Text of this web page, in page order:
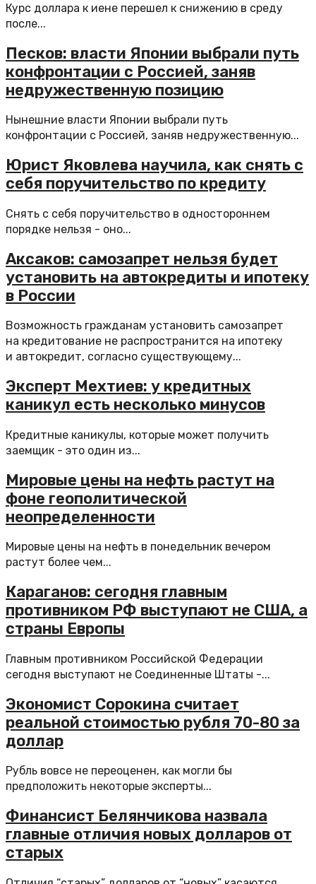
Курс доллара к иене перешел к снижению в среду
после...
Песков: власти Японии выбрали путь
конфронтации с Россией, заняв
недружественную позицию
Нынешние власти Японии выбрали путь
конфронтации с Россией, заняв недружественную...
Юрист Яковлева научила, как снять с
себя поручительство по кредиту
Снять с себя поручительство в одностороннем
порядке нельзя - оно...
Аксаков: самозапрет нельзя будет
установить на автокредиты и ипотеку
в России
Возможность гражданам установить самозапрет
на кредитование не распространится на ипотеку
и автокредит, согласно существующему...
Эксперт Мехтиев: у кредитных
каникул есть несколько минусов
Кредитные каникулы, которые может получить
заемщик - это один из...
Мировые цены на нефть растут на
фоне геополитической
неопределенности
Мировые цены на нефть в понедельник вечером
растут более чем...
Караганов: сегодня главным
противником РФ выступают не США, а
страны Европы
Главным противником Российской Федерации
сегодня выступают не Соединенные Штаты -...
Экономист Сорокина считает
реальной стоимостью рубля 70-80 за
доллар
Рубль вовсе не переоценен, как могли бы
предположить некоторые эксперты...
Финансист Белянчикова назвала
главные отличия новых долларов от
старых